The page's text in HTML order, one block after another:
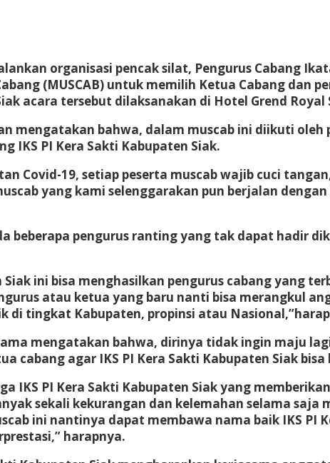
organisasi pencak silat, Pengurus Cabang
(MUSCAB) untuk memilih Ketua Cabang dan
acara tersebut dilaksanakan di Hotel Grend Royal
mengatakan bahwa, dalam muscab ini diikuti
IKS PI Kera Sakti Kabupaten Siak.
Covid-19, setiap peserta muscab wajib cuci
yang kami selenggarakan pun berjalan
beberapa pengurus ranting yang tak dapat hadir
Siak ini bisa menghasilkan pengurus cabang yang
atau ketua yang baru nanti bisa merangkul
tingkat Kabupaten, propinsi atau
mengatakan bahwa, dirinya tidak ingin maju
cabang agar IKS PI Kera Sakti Kabupaten Siak
IKS PI Kera Sakti Kabupaten Siak yang
sekali kekurangan dan kelemahan selama saja
ini nantinya dapat membawa nama baik IKS PI
harapnya.